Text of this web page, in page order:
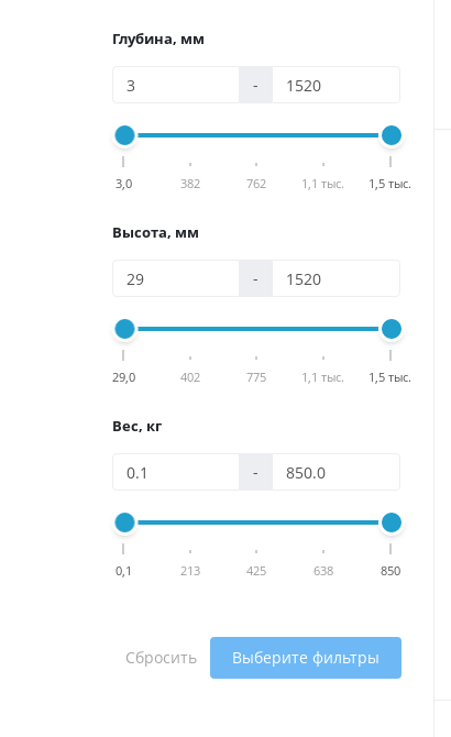
Глубина, мм
-
3,0 382 762 1,1 тыс. 1,5 тыс.
Высота, мм
-
29,0 402 775 1,1 тыс. 1,5 тыс.
Вес, кг
-
0,1 213 425 638 850
Сбросить Выберите фильтры